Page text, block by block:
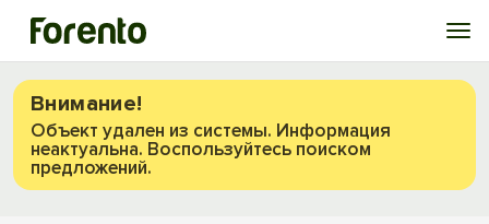
Войти
Избранное
Внимание!
Объект удален из системы. Информация
неактуальна. Воспользуйтесь поиском
предложений.